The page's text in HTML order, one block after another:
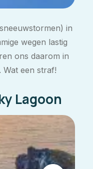
in
wegen lastig
ons daarom in
een straf!
Lagoon